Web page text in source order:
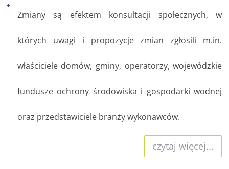
Zmiany są efektem konsultacji społecznych, w
których uwagi i propozycje zmian zgłosili m.in.
właściciele domów, gminy, operatorzy, wojewódzkie
fundusze ochrony środowiska i gospodarki wodnej
oraz przedstawiciele branży wykonawców.
czytaj więcej...